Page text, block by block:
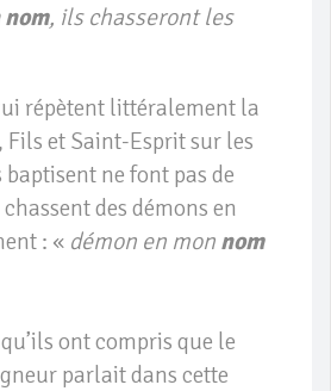
nom, ils chasseront les
répètent littéralement la
Fils et Saint-Esprit sur les
baptisent ne font pas de
des démons en
: « démon en mon nom
ont compris que le
parlait dans cette